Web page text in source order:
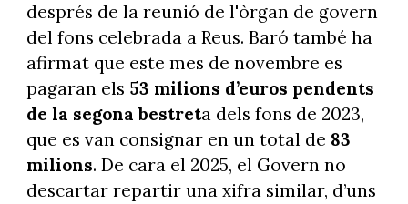
després de la reunió de l'òrgan de govern
del fons celebrada a Reus. Baró també ha
afirmat que este mes de novembre es
pagaran els 53 milions d’euros pendents
de la segona bestreta dels fons de 2023,
que es van consignar en un total de 83
milions. De cara el 2025, el Govern no
descartar repartir una xifra similar, d’uns